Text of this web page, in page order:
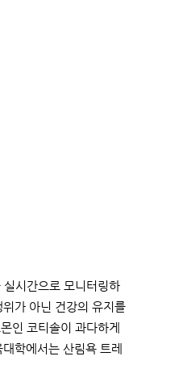
시간으로 모니터링하
가 아닌 건강의 유지를
인 코티솔이 과다하게
학에서는 산림욕 트레